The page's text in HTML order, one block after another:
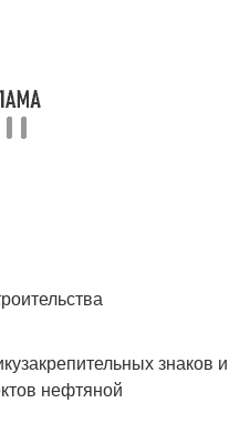
знаков и
нефтяной